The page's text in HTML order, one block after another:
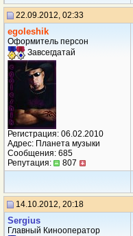
22.09.2012, 02:33
egoleshik
Оформитель персон
Завсегдатай
Регистрация: 06.02.2010
Адрес: Планета музыки
Сообщения: 685
Репутация:
807
14.10.2012, 20:18
Sеrgius
Главный Кинооператор